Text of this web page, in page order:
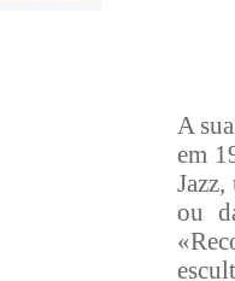
A
em
ou